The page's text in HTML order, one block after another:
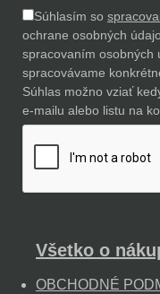
Súhlasím so
ochrane osobných
spracovaním osobných
spracovávame
Súhlas možno vziať
e-mailu alebo listu na
Všetko o
OBCHODNÉ